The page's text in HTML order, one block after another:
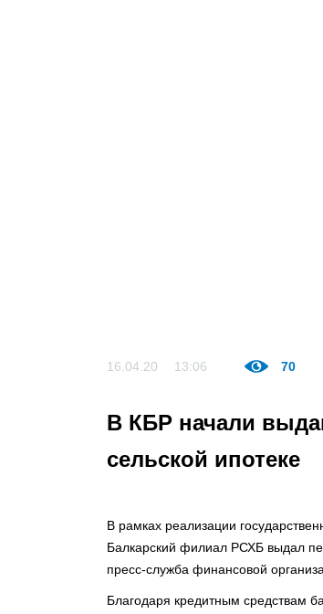
16.04.20 13:06 70
В КБР начали
сельской ипотеке
В рамках реализации
Балкарский филиал РСХБ выдал
пресс-служба финансовой
Благодаря кредитным средствам